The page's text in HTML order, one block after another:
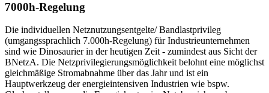
7000h-Regelung
Die individuellen Netznutzungsentgelte/ Bandlastprivileg
(umgangssprachlich 7.000h-Regelung) für Industrieunternehmen
sind wie Dinosaurier in der heutigen Zeit - zumindest aus Sicht der
BNetzA. Die Netzprivilegierungsmöglichkeit belohnt eine möglichst
gleichmäßige Stromabnahme über das Jahr und ist ein
Hauptwerkzeug der energieintensiven Industrien wie bspw.